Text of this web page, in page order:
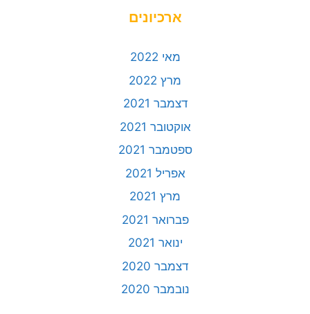
ארכיונים
מאי 2022
מרץ 2022
דצמבר 2021
אוקטובר 2021
ספטמבר 2021
אפריל 2021
מרץ 2021
פברואר 2021
ינואר 2021
דצמבר 2020
נובמבר 2020